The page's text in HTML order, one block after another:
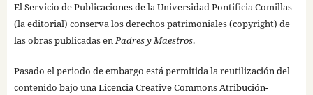
El Servicio de Publicaciones de la Universidad Pontificia Comillas
(la editorial) conserva los derechos patrimoniales (copyright) de
las obras publicadas enPadres y Maestros.
Pasado el periodo de embargo está permitida la reutilización del
contenido bajo unaLicencia Creative Commons Atribución-